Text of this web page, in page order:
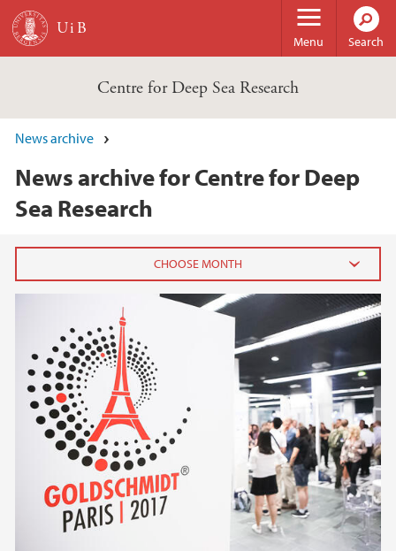
Skip to main content
Menu Search
Centre for Deep Sea Research
News archive
News archive for Centre for Deep
Sea Research
2025
February (1)
January (1)
2024